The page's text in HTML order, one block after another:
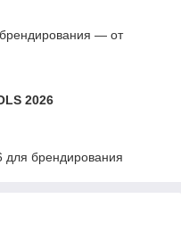
— от
2026
для брендирования